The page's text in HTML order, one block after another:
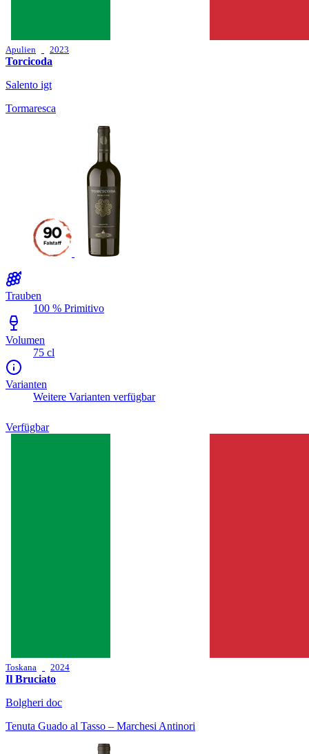
Apulien 2023
Torcicoda
Salento igt
Tormaresca
Trauben
100 % Primitivo
Volumen
75 cl
Varianten
Weitere Varianten verfügbar
Verfügbar
Toskana 2024
Il Bruciato
Bolgheri doc
Tenuta Guado al Tasso – Marchesi Antinori